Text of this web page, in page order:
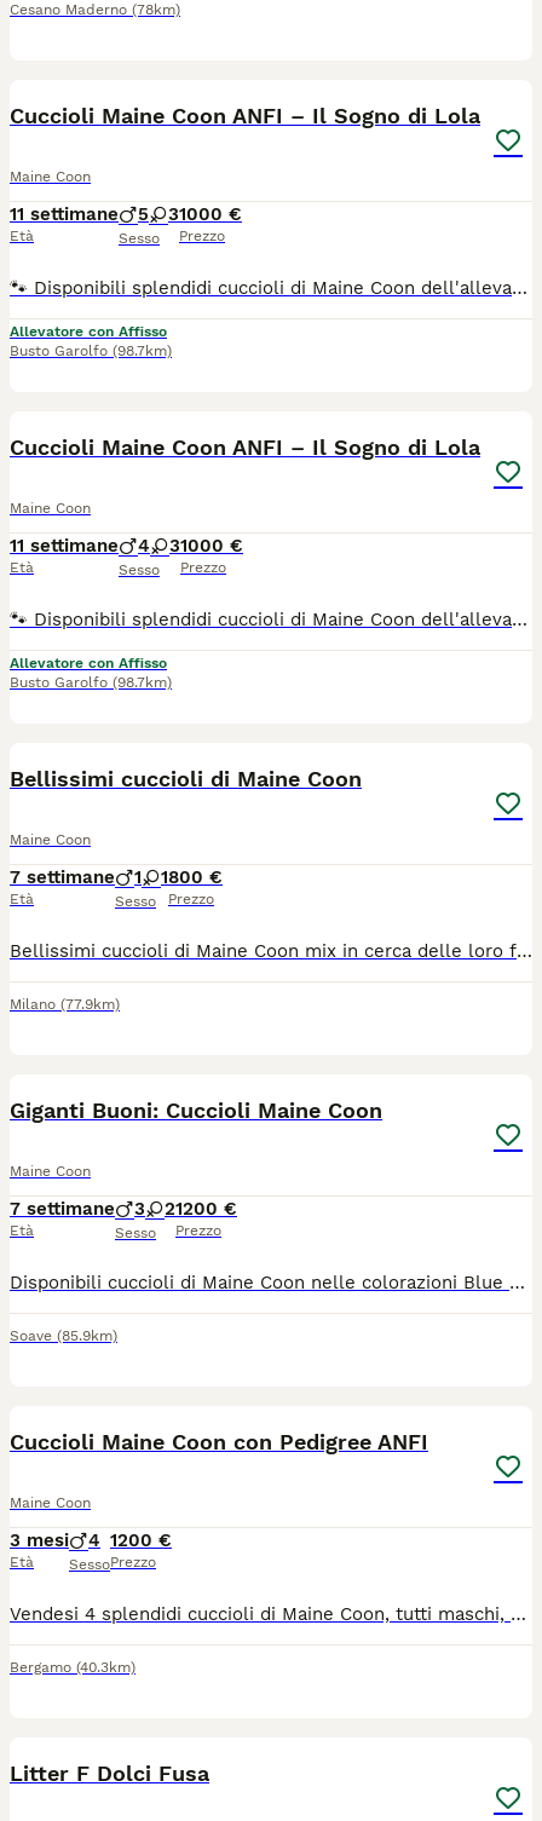
Cesano Maderno (78km)
Cuccioli Maine Coon ANFI – Il Sogno di Lola
Maine Coon
11 settimane
Età
5 3
Sesso
1000 €
Prezzo
🐾 Disponibili splendidi cuccioli di Maine Coon dell'allevamento amatoriale Il Sogno di Lola (Affisso ANFI), cresciuti in un ambiente familiare con tanto amore, attenzioni e costante contatto con le persone. 🥰 Sono cuccioli dolcissimi, teneri e coccoloni, sempre pronti al gioco con gli umani e con gli altri gatti. Hanno un carattere equilibrato, socievole e affettuoso, ideale per entrare a far parte di una famiglia. 📜 I cuccioli saranno affidati con: ✔ Pedigree ANFI ✔ Doppia vaccinazione ✔ Microchip ✔ Sverminazione ✔ Libretto sanitario ❤️ Genitori N/N con ecocardio nella norma. 🏡 Possibilità di lasciare i cuccioli in allevamento durante il periodo delle ferie e ritirarli comodamente al rientro. 📸 Per informazioni, foto e video aggiornati, contattateci solo se realmente interessati.
Allevatore con Affisso
Busto Garolfo (98.7km)
Cuccioli Maine Coon ANFI – Il Sogno di Lola
Maine Coon
11 settimane
Età
4 3
Sesso
1000 €
Prezzo
🐾 Disponibili splendidi cuccioli di Maine Coon dell'allevamento amatoriale Il Sogno di Lola (Affisso ANFI), cresciuti in un ambiente familiare con tanto amore, attenzioni e costante contatto con le persone. 🥰 Sono cuccioli dolcissimi, teneri e coccoloni, sempre pronti al gioco con gli umani e con gli altri gatti. Hanno un carattere equilibrato, socievole e affettuoso, ideale per entrare a far parte di una famiglia. 📜 I cuccioli saranno affidati con: ✔ Pedigree ANFI ✔ Doppia vaccinazione ✔ Microchip ✔ Sverminazione ✔ Libretto sanitario ❤️ Genitori N/N con ecocardio nella norma. 🏡 Possibilità di lasciare i cuccioli in allevamento durante il periodo delle ferie e ritirarli comodamente al rientro. 📸 Per informazioni, foto e video aggiornati, contattateci solo se realmente interessati.
Allevatore con Affisso
Busto Garolfo (98.7km)
Bellissimi cuccioli di Maine Coon
Maine Coon
7 settimane
Età
1 1
Sesso
800 €
Prezzo
Bellissimi cuccioli di Maine Coon mix in cerca delle loro famiglie per sempre. Attualmente abbiamo disponibili un maschietto e una femminuccia, entrambi con un carattere meraviglioso e una personalità dolce, affettuosa e tranquilla. I cuccioli sono cresciuti in un ambiente familiare pieno di amore e sono abituati alla vita quotidiana in casa. Sono stati socializzati con bambini, altri gatti e il nostro piccolo Shih Tzu, imparando fin da piccoli a essere socievoli, sicuri di sé e ben equilibrati. La loro mamma è la nostra amata gatta di famiglia ed è per metà Maine Coon. Ha un temperamento splendido e siamo rimasti così soddisfatti della sua prima cucciolata che abbiamo deciso di tenere uno dei suoi bellissimi maschietti. Questi cuccioli hanno ereditato il suo carattere dolce e stanno crescendo come piccoli compagni affettuosi, giocherelloni e pieni di personalità. Sono disponibili per le visite e saremo felici di conoscere le potenziali famiglie, così da assicurarci che trovino la casa amorevole che meritano. Per maggiori informazioni o per organizzare una visita, non esitate a contattarci.
Milano (77.9km)
Giganti Buoni: Cuccioli Maine Coon
Maine Coon
7 settimane
Età
3 2
Sesso
1200 €
Prezzo
Disponibili cuccioli di Maine Coon nelle colorazioni Blue e black silver e smoke, nati il 16/06/2026 disponibili dalla metà di settembre. Proveniente dall'allevamento amatoriale Rock's Spirit, i cuccioli vengono ceduti con: . Pedigree WCF . Ciclo vaccinale completo e sverminazioni effettuate . Genitori testati con esito N/N sia per i test genetici che per l'ecocardiogramma. . Kit cuccioli Dolcissimi ed abituati al contesto domestico. Per informazioni, foto e dettagli sui costi, contattami in privato.
Soave (85.9km)
Cuccioli Maine Coon con Pedigree ANFI
Maine Coon
3 mesi
Età
4
Sesso
1200 €
Prezzo
Vendesi 4 splendidi cuccioli di Maine Coon, tutti maschi, colore cream smoke. Nati il 10 aprile 2026. I cuccioli sono figli di genitori Maine Coon con pedigree e vengono cresciuti in ambiente familiare, abituati al contatto con le persone e la vita domestica. Vengono ceduti tra il 5 e il 6 mese di età (non prima del 10 settembre 2026) con le seguenti caratteristiche: - castrati - con pedigree - con microchip - sverminati - completamente vaccinati in base all'età - muniti di libretto sanitario Tra le ultime foto possibile visionare i due genitori. Ulteriori fotografie e video sono disponibili su richiesta. Prezzo richiesto: 1200 € (non trattabili) No perditempo, contattare solo se realmente interessati
Bergamo (40.3km)
Litter F Dolci Fusa